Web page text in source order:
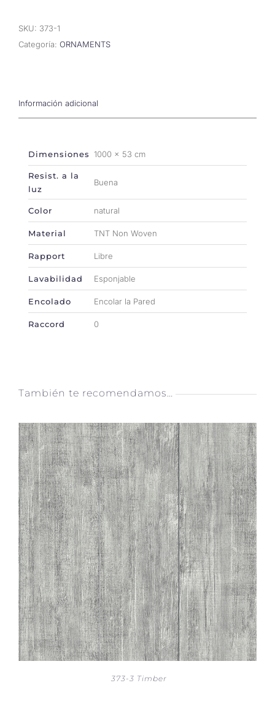
SKU: 373-1
Categoría: ORNAMENTS
Información adicional
Dimensiones 1000 × 53 cm
Resist. a la
luz
Buena
Color natural
Material TNT Non Woven
Rapport Libre
Lavabilidad Esponjable
Encolado Encolar la Pared
Raccord 0
También te recomendamos…
373-3 Timber